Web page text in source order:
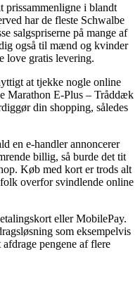
prissammenligne i blandt
har de fleste Schwalbe
salgspriserne på mange af
også til mænd og kvinder
love gratis levering.
at tjekke nogle online
Marathon E-Plus – Tråddæk
din shopping, således
en e-handler annoncerer
billig, så burde det tit
Køb med kort er trods alt
overfor svindlende online
eller MobilePay.
som eksempelvis
pengene af flere